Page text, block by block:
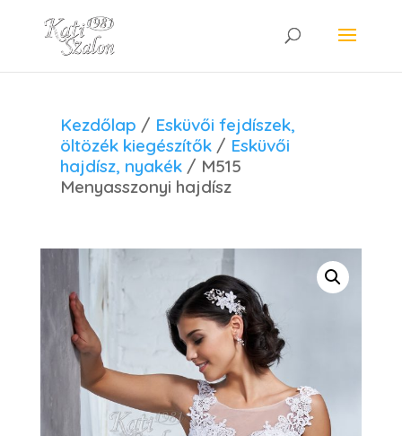
Kezdőlap / Esküvői fejdíszek,
öltözék kiegészítők / Esküvői
hajdísz, nyakék / M515
Menyasszonyi hajdísz